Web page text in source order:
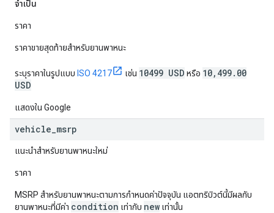
จำเป็น
ราคา
ราคาขายสุดท้ายสำหรับยานพาหนะ
ระบุราคาในรูปแบบ ISO 4217 เช่น 10499 USD หรือ 10,499.00
USD
แสดงใน Google
vehicle msrp
แนะนำสำหรับยานพาหนะใหม่
ราคา
MSRP สำหรับยานพาหนะตามการกำหนดค่าปัจจุบัน แอตทริบิวต์นี้มีผลกับ
ยานพาหนะที่มีค่า condition เท่ากับ new เท่านั้น